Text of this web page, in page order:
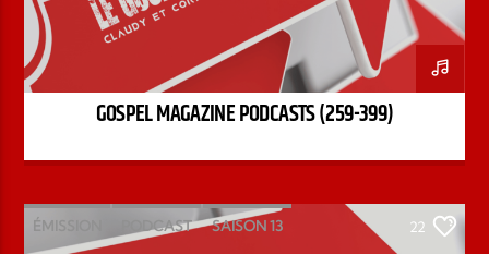
GOSPEL MAGAZINE PODCASTS (259-399)
ÉMISSION PODCAST SAISON 13 22